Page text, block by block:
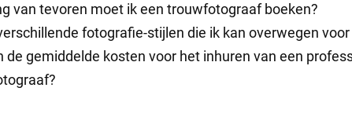
van tevoren moet ik een trouwfotograaf boeken?
fotografie-stijlen die ik kan overwegen voor
de gemiddelde kosten voor het inhuren van een